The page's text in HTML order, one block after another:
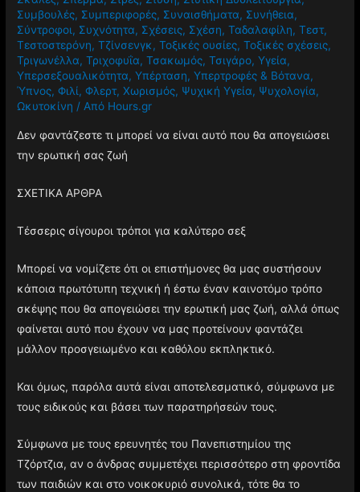
Συμβουλές, Συμπεριφορές, Συναισθήματα, Συνήθεια,
Σύντροφοι, Συχνότητα, Σχέσεις, Σχέση,Ταδαλαφίλη,Τεστ,
Τεστοστερόνη,Τζίνσενγκ,Τοξικές ουσίες,Τοξικές σχέσεις,
Τριγωνέλλα,Τριχοφυΐα,Τσακωμός,Τσιγάρο,Υγεία,
Υπερσεξουαλικότητα,Υπέρταση,Υπερτροφές & Βότανα,
Ύπνος,Φιλί,Φλερτ,Χωρισμός, Ψυχική Υγεία, Ψυχολογία,
Ωκυτοκίνη / Από Hours.gr
Δεν φαντάζεστε τι μπορεί να είναι αυτό που θα απογειώσει
την ερωτική σας ζωή
ΣΧΕΤΙΚΑ ΑΡΘΡΑ
Τέσσερις σίγουροι τρόποι για καλύτερο σεξ
Μπορεί να νομίζετε ότι οι επιστήμονες θα μας συστήσουν
κάποια πρωτότυπη τεχνική ή έστω έναν καινοτόμο τρόπο
σκέψης που θα απογειώσει την ερωτική μας ζωή, αλλά όπως
φαίνεται αυτό που έχουν να μας προτείνουν φαντάζει
μάλλον προσγειωμένο και καθόλου εκπληκτικό.
Και όμως, παρόλα αυτά είναι αποτελεσματικό, σύμφωνα με
τους ειδικούς και βάσει των παρατηρήσεών τους.
Σύμφωνα με τους ερευνητές του Πανεπιστημίου της
Τζόρτζια, αν ο άνδρας συμμετέχει περισσότερο στη φροντίδα
των παιδιών και στο νοικοκυριό συνολικά, τότε θα το